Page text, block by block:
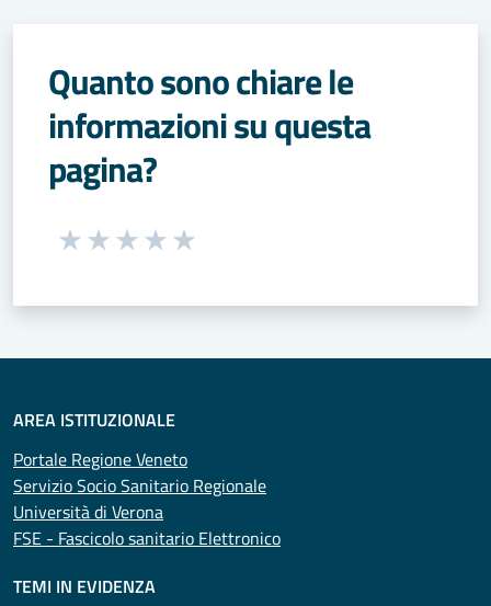
Quanto sono chiare le
informazioni su questa
pagina?
Seleziona una valutazione da 1 a 5 stelle
AREA ISTITUZIONALE
Portale Regione Veneto
Servizio Socio Sanitario Regionale
Università di Verona
FSE - Fascicolo sanitario Elettronico
TEMI IN EVIDENZA